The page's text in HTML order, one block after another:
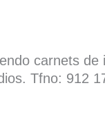
carnets
Tfno: 912